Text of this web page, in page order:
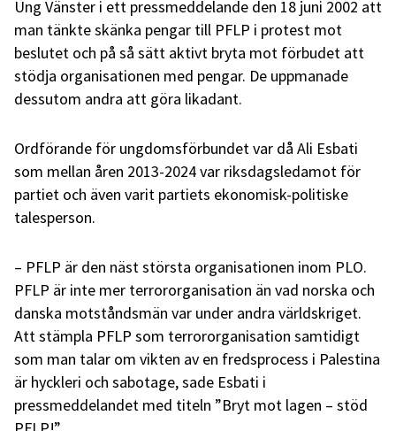
Ung Vänster i ett pressmeddelande den 18 juni 2002 att
man tänkte skänka pengar till PFLP i protest mot
beslutet och på så sätt aktivt bryta mot förbudet att
stödja organisationen med pengar. De uppmanade
dessutom andra att göra likadant.
Ordförande för ungdomsförbundet var då Ali Esbati
som mellan åren 2013-2024 var riksdagsledamot för
partiet och även varit partiets ekonomisk-politiske
talesperson.
– PFLP är den näst största organisationen inom PLO.
PFLP är inte mer terrororganisation än vad norska och
danska motståndsmän var under andra världskriget.
Att stämpla PFLP som terrororganisation samtidigt
som man talar om vikten av en fredsprocess i Palestina
är hyckleri och sabotage, sade Esbati i
pressmeddelandet med titeln ”Bryt mot lagen – stöd